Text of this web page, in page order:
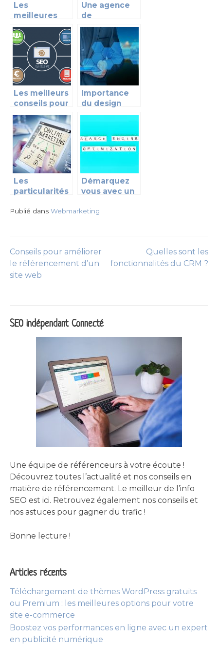
Les
meilleures
stratégies
pour booster
votre
marketing
digital
Une agence
de
communication
: avantages,
fonctions et
comment la
choisir
Les meilleurs
conseils pour
améliorer
votre
référencement
Importance
du design
graphique
pour une
entreprise
Les
particularités
web SEO
Démarquez
vous avec un
personnalisé
Publié dans Webmarketing
Navigation
de
Conseils pour améliorer
le référencement d’un
site web
Quelles sont les
fonctionnalités du CRM ?
SEO indépendant Connecté
Une équipe de référenceurs à votre écoute !
Découvrez toutes l’actualité et nos conseils en
matière de référencement. Le meilleur de l’info
SEO est ici. Retrouvez également nos conseils et
nos astuces pour gagner du trafic !
Bonne lecture !
Articles récents
Téléchargement de thèmes WordPress gratuits
ou Premium : les meilleures options pour votre
site e-commerce
Boostez vos performances en ligne avec un expert
en publicité numérique